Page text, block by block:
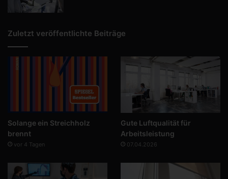
Zuletzt veröffentlichte Beiträge
Solange ein Streichholz
brennt
vor 4 Tagen
Gute Luftqualität für
Arbeitsleistung
07.04.2026